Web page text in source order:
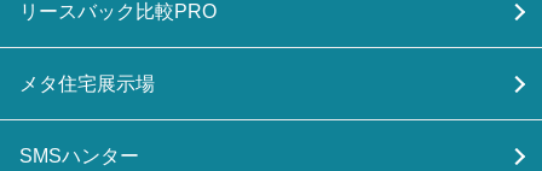
リースバック比較PRO
メタ住宅展示場
SMSハンター